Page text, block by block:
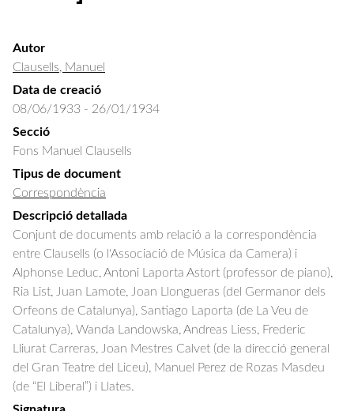
Autor
Clausells, Manuel
Data de creació
08/06/1933 - 26/01/1934
Secció
Fons Manuel Clausells
Tipus de document
Correspondència
Descripció detallada
Conjunt de documents amb relació a la correspondència
entre Clausells (o l'Associació de Música da Camera) i
Alphonse Leduc, Antoni Laporta Astort (professor de piano),
Ria List, Juan Lamote, Joan Llongueras (del Germanor dels
Orfeons de Catalunya), Santiago Laporta (de La Veu de
Catalunya), Wanda Landowska, Andreas Liess, Frederic
Lliurat Carreras, Joan Mestres Calvet (de la direcció general
del Gran Teatre del Liceu), Manuel Perez de Rozas Masdeu
(de “El Liberal”) i Llates.